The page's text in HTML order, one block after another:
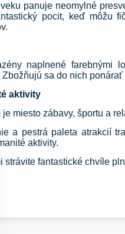
panuje neomylné
pocit, keď môžu
naplnené farebnými
sa do nich
aktivity
miesto zábavy, športu a
a pestrá paleta atrakcií
aktivity.
strávite fantastické chvíle